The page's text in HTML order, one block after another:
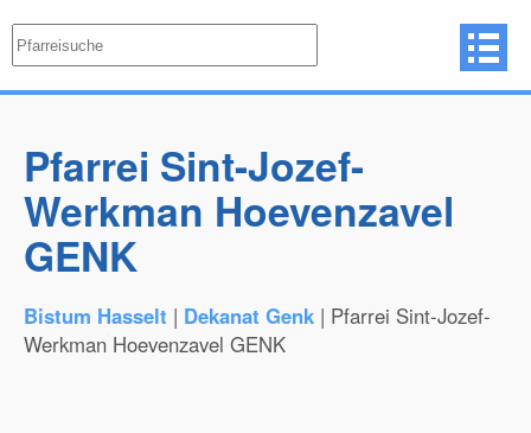
Pfarrei Sint-Jozef-
Werkman Hoevenzavel
GENK
Bistum Hasselt | Dekanat Genk | Pfarrei Sint-Jozef-
Werkman Hoevenzavel GENK